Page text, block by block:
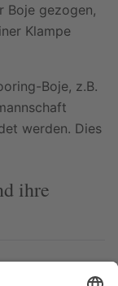
Boje gezogen,
Klampe
Boje, z.B.
werden. Dies
ihre